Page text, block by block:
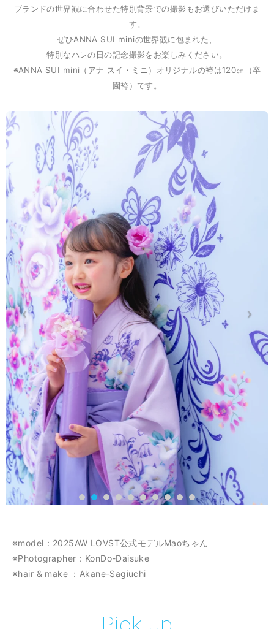
ブランドの世界観に合わせた特別背景での撮影もお選びいただけま
す。
ぜひANNA SUI miniの世界観に包まれた、
特別なハレの日の記念撮影をお楽しみください。
※ANNA SUI mini（アナ スイ・ミニ）オリジナルの袴は120㎝（卒
園袴）です。
※model：2025AW LOVST公式モデルMaoちゃん
※Photographer：KonDo-Daisuke
※hair & make ：Akane-Sagiuchi